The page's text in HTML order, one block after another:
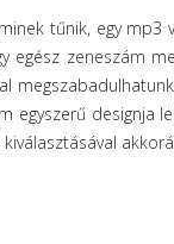
tűnik, egy mp3
egész zeneszám
egyszerű designja